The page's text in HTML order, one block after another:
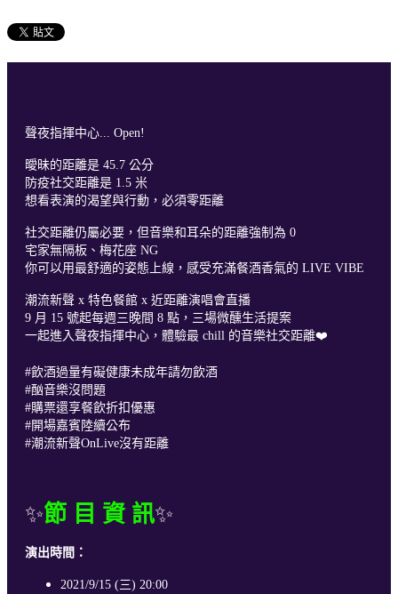
聲夜指揮中心... Open!
曖昧的距離是 45.7 公分
防疫社交距離是 1.5 米
想看表演的渴望與行動，必須零距離
社交距離仍屬必要，但音樂和耳朵的距離強制為 0
宅家無隔板、梅花座 NG
你可以用最舒適的姿態上線，感受充滿餐酒香氣的 LIVE VIBE
潮流新聲 x 特色餐館 x 近距離演唱會直播
9 月 15 號起每週三晚間 8 點，三場微醺生活提案
一起進入聲夜指揮中心，體驗最 chill 的音樂社交距離❤️
#飲酒過量有礙健康未成年請勿飲酒
#酗音樂沒問題
#購票還享餐飲折扣優惠
#開場嘉賓陸續公布
#潮流新聲OnLive沒有距離
✨節 目 資 訊✨
演出時間：
2021/9/15 (三) 20:00